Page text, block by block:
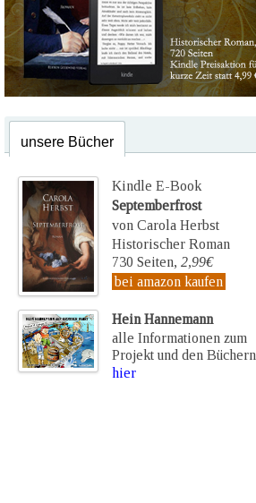
unsere Bücher
Kindle E-Book
Septemberfrost
von Carola Herbst
Historischer Roman
730 Seiten, 2,99€
bei amazon kaufen
Hein Hannemann
alle Informationen zum
Projekt und den Büchern
hier